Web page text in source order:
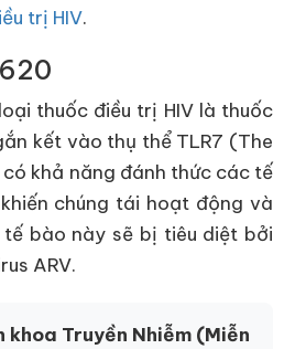
trị HIV.
thuốc điều trị HIV là thuốc
kết vào thụ thể TLR7 (The
khả năng đánh thức các tế
chúng tái hoạt động và
tế bào này sẽ bị tiêu diệt bởi
ARV.
khoa Truyền Nhiễm (Miễn